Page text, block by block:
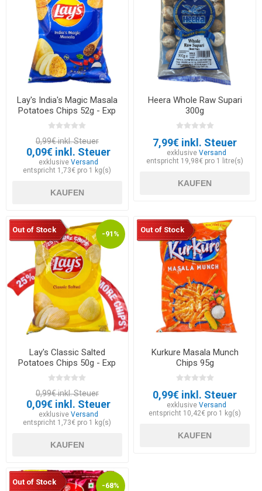
Lay's India's Magic Masala
Potatoes Chips 52g - Exp
30.05.2026
0,99€ inkl. Steuer
0,09€ inkl. Steuer
exklusiveVersand
entspricht 1,73€ pro 1 kg(s)
KAUFEN
Heera Whole Raw Supari
300g
7,99€ inkl. Steuer
exklusive Versand
entspricht 19,98€ pro 1 litre(s)
KAUFEN
-91%
Out of Stock
Lay's Classic Salted
Potatoes Chips 50g - Exp
30.05.2026
0,99€ inkl. Steuer
0,09€ inkl. Steuer
exklusiveVersand
entspricht 1,73€ pro 1 kg(s)
KAUFEN
Out of Stock
Kurkure Masala Munch
Chips 95g
0,99€ inkl. Steuer
exklusive Versand
entspricht 10,42€ pro 1 kg(s)
KAUFEN
-68%
Out of Stock